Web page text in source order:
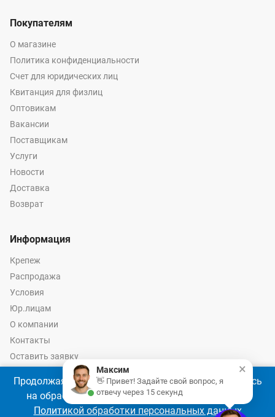
Покупателям
О магазине
Политика конфиденциальности
Счет для юридических лиц
Квитанция для физлиц
Оптовикам
Вакансии
Поставщикам
Услуги
Новости
Доставка
Возврат
Информация
Крепеж
Распродажа
Условия
Юр.лицам
О компании
Контакты
Оставить заявку
Калькулятор крепежа
Продолжая использовать наш сайт, Вы соглашаетесь
на обработку файлов cookie 🍪 в соответствии с
Политикой обработки персональных данных
×
Максим
👋 Привет! Задайте свой вопрос, я
отвечу через 15 секунд